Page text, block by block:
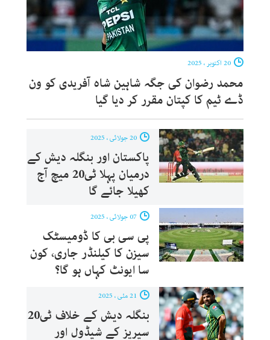
محمد رضوان کی جگہ شاہین شاہ آفریدی کو ون
ڈے ٹیم کا کپتان مقرر کر دیا گیا
پاکستان اور بنگلہ دیش کے
درمیان پہلا ٹی20 میچ آج
کھیلا جائے گا
پی سی بی کا ڈومیسٹک
سیزن کا کیلنڈر جاری، کون
سا ایونٹ کہاں ہو گا؟
بنگلہ دیش کے خلاف ٹی20
سیریز کے شیڈول اور